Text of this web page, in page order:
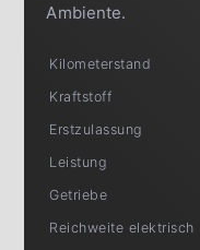
Ambiente.
Kilometerstand
Kraftstoff
Erstzulassung
Leistung
Getriebe
Reichweite elektrisch